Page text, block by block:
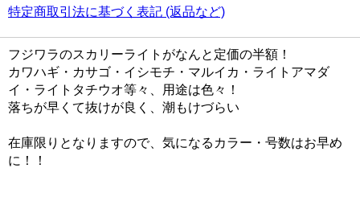
特定商取引法に基づく表記 (返品など)
フジワラのスカリーライトがなんと定価の半額！
カワハギ・カサゴ・イシモチ・マルイカ・ライトアマダ
イ・ライトタチウオ等々、用途は色々！
落ちが早くて抜けが良く、潮もけづらい
在庫限りとなりますので、気になるカラー・号数はお早め
に！！